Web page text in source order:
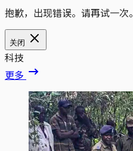
抱歉，出现错误。请再试一次。
关闭
科技
更多